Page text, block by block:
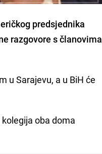
predsjednika
razgovore s članovima
u Sarajevu, a u BiH će
oba doma